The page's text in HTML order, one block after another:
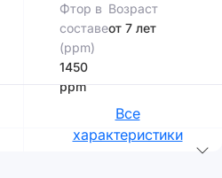
Фтор в
составе
(ppm)
1450
ppm
Возраст
от 7 лет
Все
характеристики